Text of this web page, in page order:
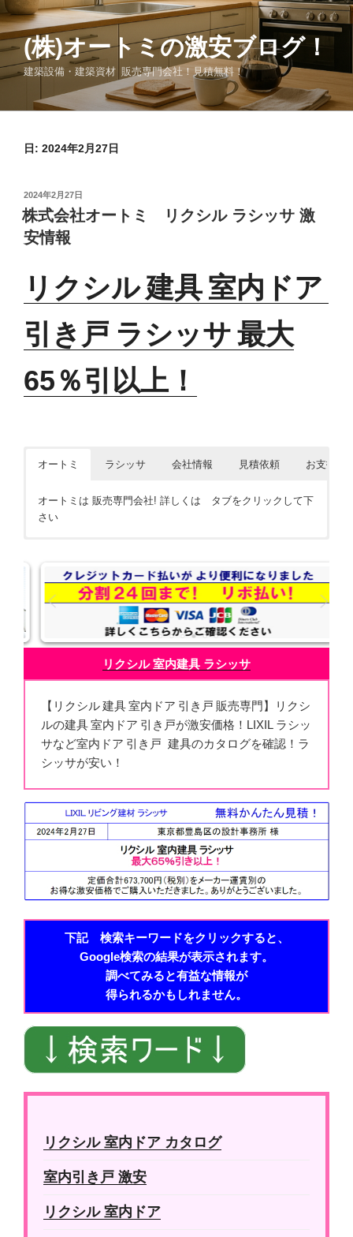
コ
ン
テ
ン
ツ
(株)オートミの激安ブログ！
建築設備・建築資材 販売専門会社！見積無料！
日: 2024年2月27日
投
稿
日:
2024年2月27日
株式会社オートミ リクシル ラシッサ 激
安情報
リクシル 建具 室内ドア
引き戸 ラシッサ 最大
65％引以上！
オートミ ラシッサ 会社情報 見積依頼 お支払方
オートミは 販売専門会社! 詳しくは タブをクリックして下
さい
リクシル 室内建具 ラシッサ
【リクシル 建具 室内ドア 引き戸 販売専門】リクシ
ルの建具 室内ドア 引き戸が激安価格！LIXIL ラシッ
サなど室内ドア 引き戸 建具のカタログを確認！ラ
シッサが安い！
下記 検索キーワードをクリックすると、
Google検索の結果が表示されます。
調べてみると有益な情報が
得られるかもしれません。
リクシル 室内ドア カタログ
室内引き戸 激安
リクシル 室内ドア